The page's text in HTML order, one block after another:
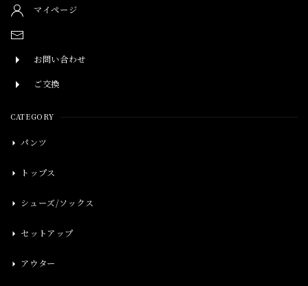
マイページ
お問い合わせ
ご交換
CATEGORY
パンツ
トップス
シューズ/ソックス
セットアップ
アウター